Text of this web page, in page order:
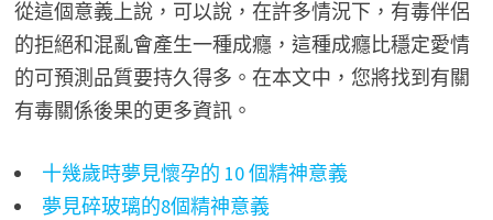
從這個意義上說，可以說，在許多情況下，有毒伴侶
的拒絕和混亂會產生一種成癮，這種成癮比穩定愛情
的可預測品質要持久得多。在本文中，您將找到有關
有毒關係後果的更多資訊。
十幾歲時夢見懷孕的 10 個精神意義
夢見碎玻璃的8個精神意義